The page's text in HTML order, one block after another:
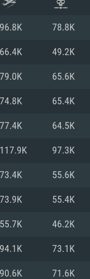
96.8K 78.8K
66.4K 49.2K
79.0K 65.6K
74.8K 65.4K
77.4K 64.5K
117.9K 97.3K
73.4K 55.6K
73.9K 55.4K
55.7K 46.2K
94.1K 73.1K
90.6K 71.6K